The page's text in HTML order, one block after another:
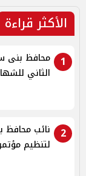
الأكثر قراءة
1
محافظ بنى
الثاني
2
نائب محافظ
لتنظيم